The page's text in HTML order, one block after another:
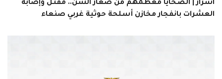
اسرار | الضحايا معظمهم من صغار السن.. مقتل وإصابة
العشرات بانفجار مخازن أسلحة حوثية غربي صنعاء